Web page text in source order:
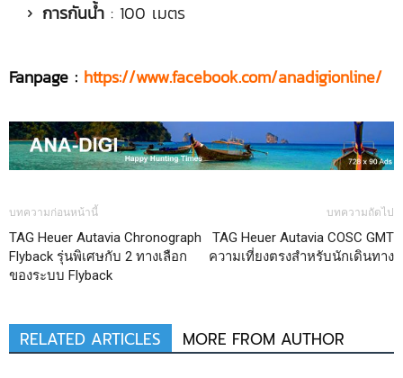
การกันน้ำ : 100 เมตร
Fanpage : https://www.facebook.com/anadigionline/
บทความก่อนหน้านี้
TAG Heuer Autavia Chronograph
Flyback รุ่นพิเศษกับ 2 ทางเลือก
ของระบบ Flyback
บทความถัดไป
TAG Heuer Autavia COSC GMT
ความเที่ยงตรงสำหรับนักเดินทาง
RELATED ARTICLES MORE FROM AUTHOR